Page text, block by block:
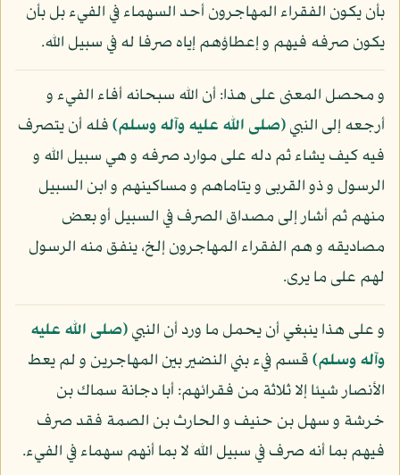
بأن يكون الفقراء المهاجرون أحد السهماء في الفيء بل بأن
يكون صرفه فيهم و إعطاؤهم إياه صرفا له في سبيل الله.
و محصل المعنى على هذا: أن الله سبحانه أفاء الفيء و
أرجعه إلى النبي(صلى الله عليه وآله وسلم)فله أن يتصرف
فيه كيف يشاء ثم دله على موارد صرفه و هي سبيل الله و
الرسول و ذو القربى و يتاماهم و مساكينهم و ابن السبيل
منهم ثم أشار إلى مصداق الصرف في السبيل أو بعض
مصاديقه و هم الفقراء المهاجرون إلخ، ينفق منه الرسول
لهم على ما يرى.
و على هذا ينبغي أن يحمل ما ورد أن النبي(صلى الله عليه
وآله وسلم)قسم فيء بني النضير بين المهاجرين و لم يعط
الأنصار شيئا إلا ثلاثة من فقرائهم: أبا دجانة سماك بن
خرشة و سهل بن حنيف و الحارث بن الصمة فقد صرف
فيهم بما أنه صرف في سبيل الله لا بما أنهم سهماء في الفيء.